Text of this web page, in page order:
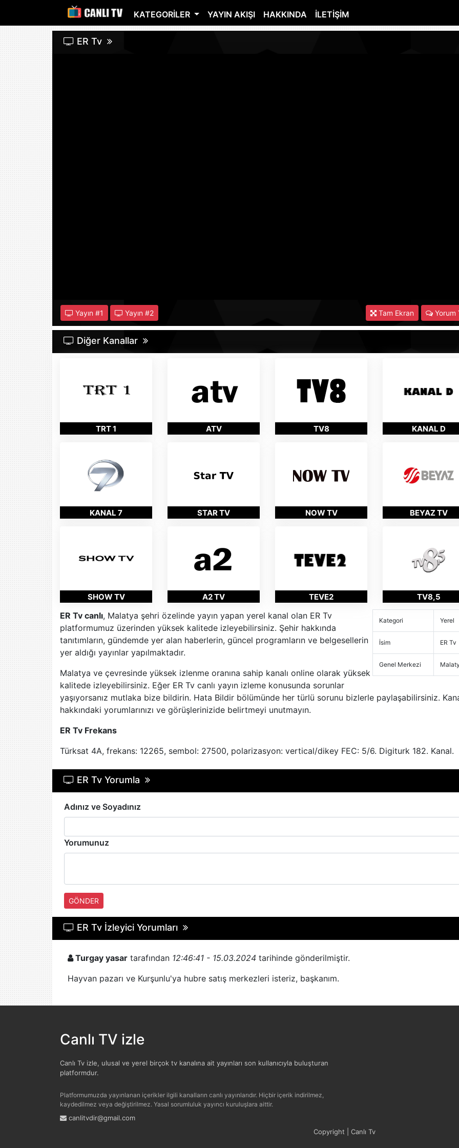
KATEGORILER YAYIN AKIŞI HAKKINDA İLETIŞIM
ER Tv
Yayın #1 Yayın #2 Tam Ekran Yorum
Diğer Kanallar
TRT 1 ATV TV8 KANAL D
KANAL 7 STAR TV NOW TV BEYAZ TV
SHOW TV A2 TV TEVE2 TV8,5
Kategori Yerel
İsim ER Tv
Genel Merkezi
ER Tv canlı, Malatya şehri özelinde yayın yapan yerel kanal olan ER Tv
platformumuz üzerinden yüksek kalitede izleyebilirsiniz. Şehir hakkında
tanıtımların, gündemde yer alan haberlerin, güncel programların ve belgesellerin
yer aldığı yayınlar yapılmaktadır.
Malatya ve çevresinde yüksek izlenme oranına sahip kanalı online olarak yüksek
kalitede izleyebilirsiniz. Eğer ER Tv canlı yayın izleme konusunda sorunlar
yaşıyorsanız mutlaka bize bildirin. Hata Bildir bölümünde her türlü sorunu bizlerle paylaşabilirsiniz.
hakkındaki yorumlarınızı ve görüşlerinizide belirtmeyi unutmayın.
ER Tv Frekans
Türksat 4A, frekans: 12265, sembol: 27500, polarizasyon: vertical/dikey FEC: 5/6. Digiturk 182. Kanal.
ER Tv Yorumla
Adınız ve Soyadınız
Yorumunuz
GÖNDER
ER Tv İzleyici Yorumları
Turgay yasar tarafından 12:46:41 - 15.03.2024 tarihinde gönderilmiştir.
Hayvan pazarı ve Kurşunlu'ya hubre satış merkezleri isteriz, başkanım.
Canlı TV izle
Canlı Tv izle, ulusal ve yerel birçok tv kanalına ait yayınları son kullanıcıyla buluşturan
platformdur.
Platformumuzda yayınlanan içerikler ilgili kanalların canlı yayınlarıdır. Hiçbir içerik indirilmez,
kaydedilmez veya değiştirilmez. Yasal sorumluluk yayıncı kuruluşlara aittir.
canlitvdir@gmail.com
Copyright | Canlı Tv